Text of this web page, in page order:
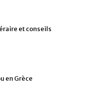
et conseils
en Grèce